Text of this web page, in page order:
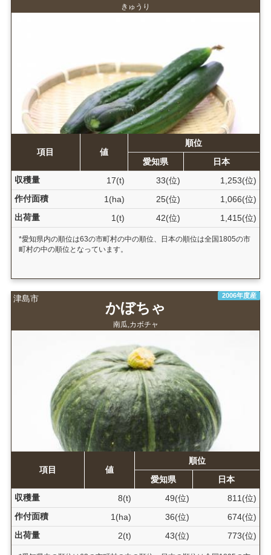
きゅうり
項目 値
順位
愛知県
日本
収穫量
17(t) 33(位)
1,253(位)
作付面積
1(ha) 25(位)
1,066(位)
出荷量
1(t) 42(位) 1,415(位)
*愛知県内の順位は63の市町村の中の順位、日本の順位は全国1805の市
町村の中の順位となっています。
津島市 2006年度産
かぼちゃ
南瓜,カボチャ
項目 値
順位
愛知県
日本
収穫量
8(t) 49(位)
811(位)
作付面積
1(ha) 36(位)
674(位)
出荷量
2(t) 43(位) 773(位)